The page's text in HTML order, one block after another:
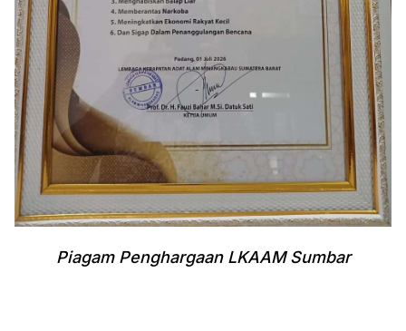
Piagam Penghargaan LKAAM Sumbar